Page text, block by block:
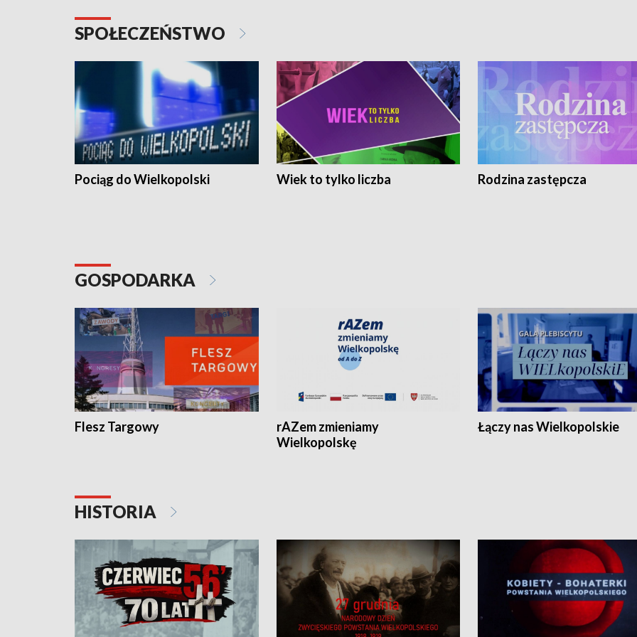
SPOŁECZEŃSTWO
Pociąg do Wielkopolski Wiek to tylko liczba Rodzina zastępcza
GOSPODARKA
Flesz Targowy
rAZem zmieniamy
Wielkopolskę
Łączy nas Wielkopolskie
HISTORIA